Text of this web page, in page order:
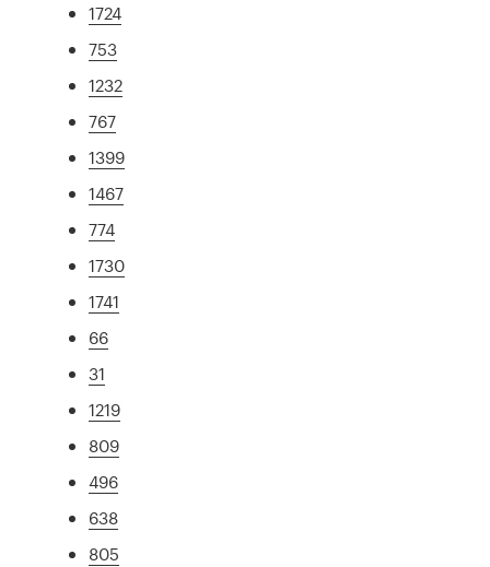
1724
753
1232
767
1399
1467
774
1730
1741
66
31
1219
809
496
638
805